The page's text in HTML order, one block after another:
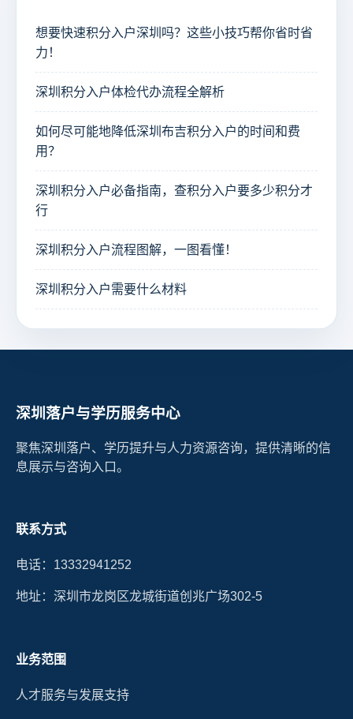
想要快速积分入户深圳吗？这些小技巧帮你省时省
力！
深圳积分入户体检代办流程全解析
如何尽可能地降低深圳布吉积分入户的时间和费
用？
深圳积分入户必备指南，查积分入户要多少积分才
行
深圳积分入户流程图解，一图看懂！
深圳积分入户需要什么材料
深圳落户与学历服务中心
聚焦深圳落户、学历提升与人力资源咨询，提供清晰的信
息展示与咨询入口。
联系方式
电话：13332941252
地址：深圳市龙岗区龙城街道创兆广场302-5
业务范围
人才服务与发展支持